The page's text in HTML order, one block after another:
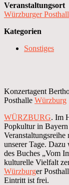
Veranstaltungsort
Würzburger
Kategorien
Sonstiges
Konzertagent
Posthalle Würzburg
WÜRZBURG. Im
Popkultur in
unserer Tage.
des Buches „Vom
kulturelle Vielfalt
Würzburger
Eintritt ist frei.